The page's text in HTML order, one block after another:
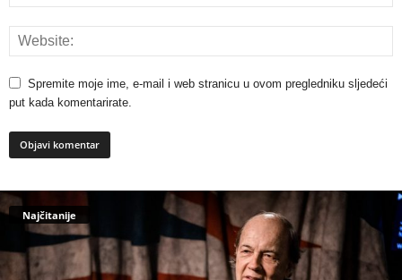
Spremite moje ime, e-mail i web stranicu u ovom pregledniku sljedeći
put kada komentarirate.
Najčitanije